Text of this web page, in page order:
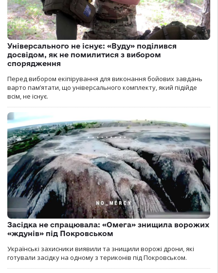
Універсального не існує: «Вуду» поділився
досвідом, як не помилитися з вибором
спорядження
Перед вибором екіпірування для виконання бойових завдань
варто пам’ятати, що універсального комплекту, який підійде
всім, не існує.
Засідка не спрацювала: «Омега» знищила ворожих
«ждунів» під Покровськом
Українські захисники виявили та знищили ворожі дрони, які
готували засідку на одному з териконів під Покровськом.